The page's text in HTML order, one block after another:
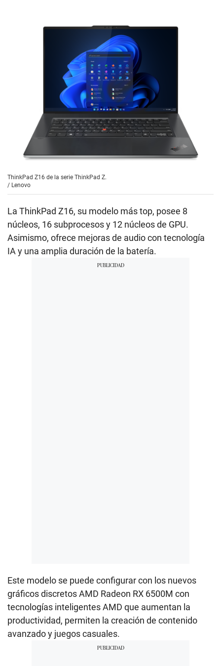
ThinkPad Z16 de la serie ThinkPad Z.
/ Lenovo
La ThinkPad Z16, su modelo más top, posee 8
núcleos, 16 subprocesos y 12 núcleos de GPU.
Asimismo, ofrece mejoras de audio con tecnología
IA y una amplia duración de la batería.
Este modelo se puede configurar con los nuevos
gráficos discretos AMD Radeon RX 6500M con
tecnologías inteligentes AMD que aumentan la
productividad, permiten la creación de contenido
avanzado y juegos casuales.